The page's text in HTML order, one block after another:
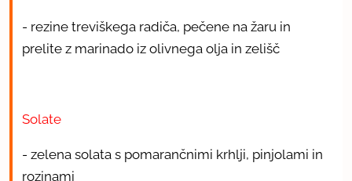
- rezine treviškega radiča, pečene na žaru in
prelite z marinado iz olivnega olja in zelišč
Solate
- zelena solata s pomarančnimi krhlji, pinjolami in
rozinami